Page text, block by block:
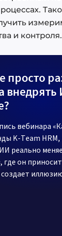
и контроля.
просто
внедрять
вебинара
K-Team
реально
где он
создает